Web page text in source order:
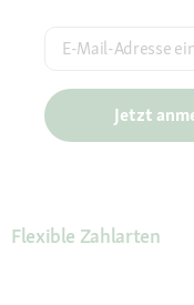
E-Mail-Adresse
Jetzt
Flexible Zahlarten